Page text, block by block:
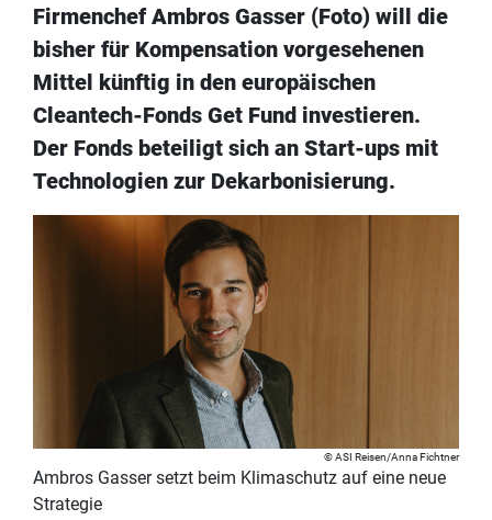
Firmenchef Ambros Gasser (Foto) will die
bisher für Kompensation vorgesehenen
Mittel künftig in den europäischen
Cleantech-Fonds Get Fund investieren.
Der Fonds beteiligt sich an Start-ups mit
Technologien zur Dekarbonisierung.
ASI Reisen/Anna Fichtner
Ambros Gasser setzt beim Klimaschutz auf eine neue
Strategie